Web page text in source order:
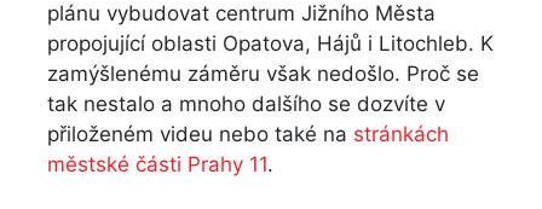
plánu vybudovat centrum Jižního Města
propojující oblasti Opatova, Hájů i Litochleb. K
zamýšlenému záměru však nedošlo. Proč se
tak nestalo a mnoho dalšího se dozvíte v
přiloženém videu nebo také na stránkách
městské části Prahy 11.